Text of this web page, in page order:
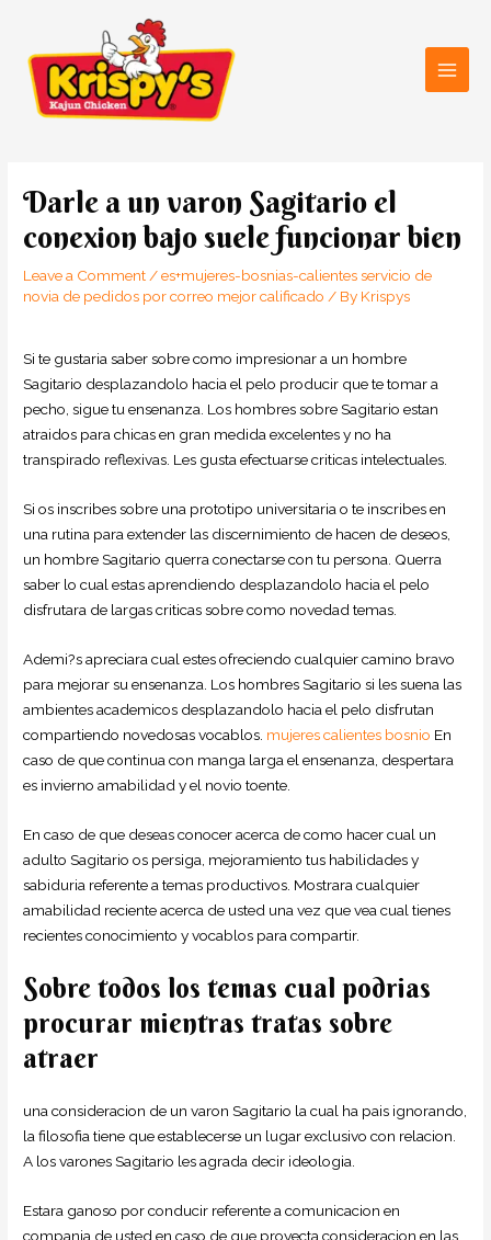
content
Darle a un varon Sagitario el
conexion bajo suele funcionar bien
Leave a Comment/es+mujeres-bosnias-calientes servicio de
novia de pedidos por correo mejor calificado / By Krispys
Si te gustaria saber sobre como impresionar a un hombre
Sagitario desplazandolo hacia el pelo producir que te tomar a
pecho, sigue tu ensenanza. Los hombres sobre Sagitario estan
atraidos para chicas en gran medida excelentes y no ha
transpirado reflexivas. Les gusta efectuarse criticas intelectuales.
Si os inscribes sobre una prototipo universitaria o te inscribes en
una rutina para extender las discernimiento de hacen de deseos,
un hombre Sagitario querra conectarse con tu persona. Querra
saber lo cual estas aprendiendo desplazandolo hacia el pelo
disfrutara de largas criticas sobre como novedad temas.
Ademi?s apreciara cual estes ofreciendo cualquier camino bravo
para mejorar su ensenanza. Los hombres Sagitario si les suena las
ambientes academicos desplazandolo hacia el pelo disfrutan
compartiendo novedosas vocablos. mujeres calientes bosnio En
caso de que continua con manga larga el ensenanza, despertara
es invierno amabilidad y el novio toente.
En caso de que deseas conocer acerca de como hacer cual un
adulto Sagitario os persiga, mejoramiento tus habilidades y
sabiduria referente a temas productivos. Mostrara cualquier
amabilidad reciente acerca de usted una vez que vea cual tienes
recientes conocimiento y vocablos para compartir.
Sobre todos los temas cual podrias
procurar mientras tratas sobre
atraer
una consideracion de un varon Sagitario la cual ha pais ignorando,
la filosofia tiene que establecerse un lugar exclusivo con relacion.
A los varones Sagitario les agrada decir ideologia.
Estara ganoso por conducir referente a comunicacion en
compania de usted en caso de que proyecta consideracion en las